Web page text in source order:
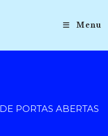
Menu
PORTAS ABERTAS